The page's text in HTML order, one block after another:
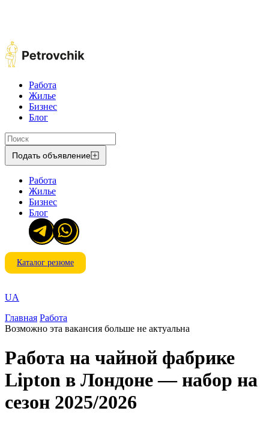
Работа
Жилье
Бизнес
Блог
Подать объявление
Работа
Жилье
Бизнес
Блог
Каталог резюме
UA
Главная Работа
Возможно эта вакансия больше не актуальна
Работа на чайной фабрике
Lipton в Лондоне — набор на
сезон 2025/2026